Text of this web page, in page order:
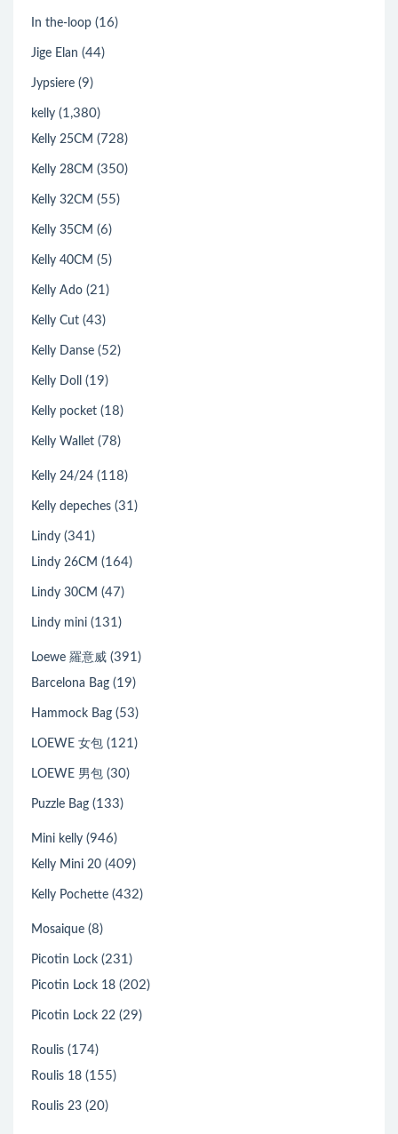
In the-loop (16)
Jige Elan (44)
Jypsiere (9)
kelly (1,380)
Kelly 25CM (728)
Kelly 28CM (350)
Kelly 32CM (55)
Kelly 35CM (6)
Kelly 40CM (5)
Kelly Ado (21)
Kelly Cut (43)
Kelly Danse (52)
Kelly Doll (19)
Kelly pocket (18)
Kelly Wallet (78)
Kelly 24/24 (118)
Kelly depeches (31)
Lindy (341)
Lindy 26CM (164)
Lindy 30CM (47)
Lindy mini (131)
Loewe 羅意威 (391)
Barcelona Bag (19)
Hammock Bag (53)
LOEWE 女包 (121)
LOEWE 男包 (30)
Puzzle Bag (133)
Mini kelly (946)
Kelly Mini 20 (409)
Kelly Pochette (432)
Mosaique (8)
Picotin Lock (231)
Picotin Lock 18 (202)
Picotin Lock 22 (29)
Roulis (174)
Roulis 18 (155)
Roulis 23 (20)